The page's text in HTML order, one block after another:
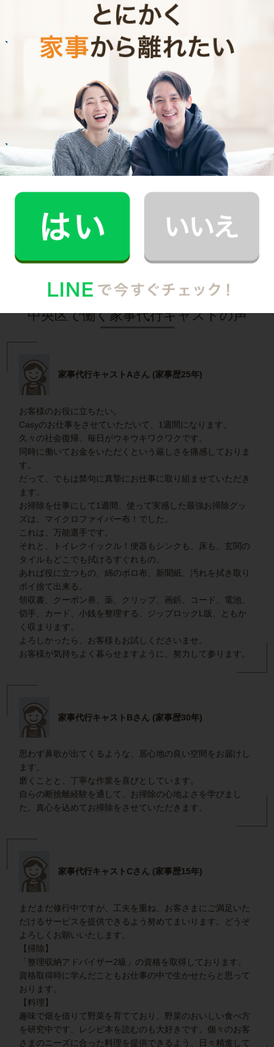
お掃除
R.H.さん
30代 共働き 子育て中
普段できない時間を過ごすことができ、休日が
とても充実しました。
記事全文を見る
E.O.さん
30代 共働き 育児休暇中
いつもお家がキレイなママ友がCaSyを使って
中央区で働く家事代行キャストの声
家事代行キャストAさん (家事歴25年)
お客様のお役に立ちたい。
Casyのお仕事をさせていただいて、1週間になります。
久々の社会復帰、毎日がウキウキワクワクです。
同時に働いてお金をいただくという厳しさを痛感しておりま
す。
だって、でもは禁句に真摯にお仕事に取り組ませていただき
ます。
お掃除を仕事にして1週間、使って実感した最強お掃除グッ
ズは、マイクロファイバー布！でした。
これは、万能選手です。
それと、トイレクイックル！便器もシンクも、床も、玄関の
タイルもどこでも拭けるすぐれもの。
あれば役に立つもの、綿のボロ布、新聞紙、汚れを拭き取り
ポイ捨て出来る。
領収書、クーポン券、薬、クリップ、画鋲、コード、電池、
切手、カード、小銭を整理する、ジップロックL版、ともか
く収まります。
よろしかったら、お客様もお試しくださいませ。
お客様が気持ちよく暮らせますように、努力して参ります。
家事代行キャストBさん (家事歴30年)
思わず鼻歌が出てくるような、居心地の良い空間をお届けし
ます。
磨くことと、丁寧な作業を喜びとしています。
自らの断捨離経験を通して、お掃除の心地よさを学びまし
た。真心を込めてお掃除をさせていただきます。
家事代行キャストCさん (家事歴15年)
まだまだ修行中ですが、工夫を重ね、お客さまにご満足いた
だけるサービスを提供できるよう努めてまいります。どうぞ
よろしくお願いいたします。
【掃除】
「整理収納アドバイザー2級」の資格を取得しております。
資格取得時に学んだこともお仕事の中で生かせたらと思って
おります。
【料理】
趣味で畑を借りて野菜を育てており、野菜のおいしい食べ方
を研究中です。レシピ本を読むのも大好きです。個々のお客
さまのニーズに合った料理を提供できるよう、日々精進して